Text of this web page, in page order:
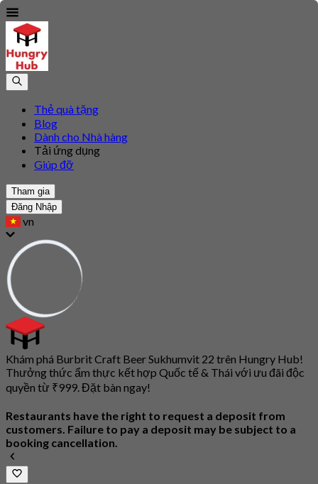
Thẻ quà tặng
Blog
Dành cho Nhà hàng
Tải ứng dụng
Giúp đỡ
Tham gia
Đăng Nhập
vn
Khám phá Burbrit Craft Beer Sukhumvit 22 trên Hungry Hub!
Thưởng thức ẩm thực kết hợp Quốc tế & Thái với ưu đãi độc
quyền từ ₹999. Đặt bàn ngay!
Restaurants have the right to request a deposit from
customers. Failure to pay a deposit may be subject to a
booking cancellation.